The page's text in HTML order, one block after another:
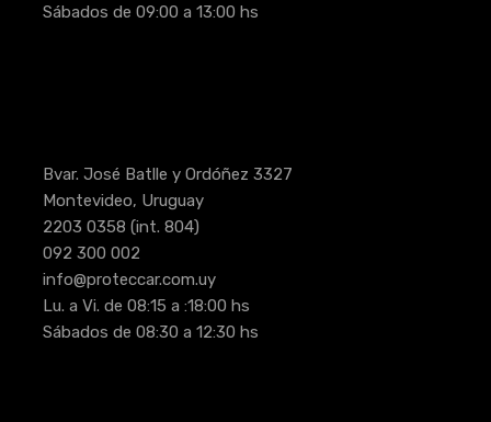
Sábados de 09:00 a 13:00 hs
Bvar. José Batlle y Ordóñez 3327
Montevideo, Uruguay
2203 0358 (int. 804)
092 300 002
info@proteccar.com.uy
Lu. a Vi. de 08:15 a :18:00 hs
Sábados de 08:30 a 12:30 hs